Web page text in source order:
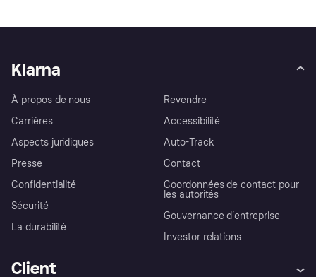
Klarna
À propos de nous
Carrières
Aspects juridiques
Presse
Confidentialité
Sécurité
La durabilité
Revendre
Accessibilité
Auto-Track
Contact
Coordonnées de contact pour
les autorités
Gouvernance d’entreprise
Investor relations
Client